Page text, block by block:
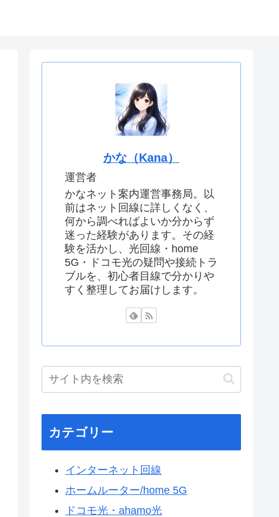
かな（Kana）
運営者
かなネット案内運営事務局。以
前はネット回線に詳しくなく、
何から調べればよいか分からず
迷った経験があります。その経
験を活かし、光回線・home
5G・ドコモ光の疑問や接続トラ
ブルを、初心者目線で分かりや
すく整理してお届けします。
カテゴリー
インターネット回線
ホームルーター/home 5G
ドコモ光・ahamo光